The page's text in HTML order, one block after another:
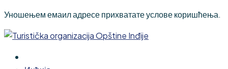
Уношењем емаил адресе прихватате услове коришћења.